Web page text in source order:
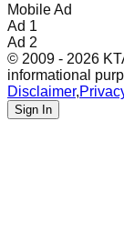
Mobile Ad
Ad 1
Ad 2
© 2009 - 2026
informational
Disclaimer,
Sign In